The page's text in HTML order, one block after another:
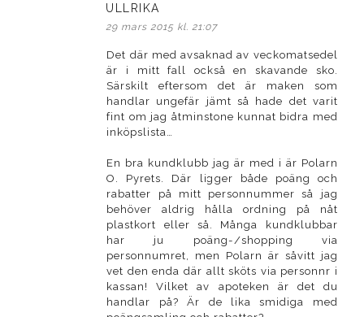
ULLRIKA
29 mars 2015 kl. 21:07
Det där med avsaknad av veckomatsedel
är i mitt fall också en skavande sko.
Särskilt eftersom det är maken som
handlar ungefär jämt så hade det varit
fint om jag åtminstone kunnat bidra med
inköpslista…
En bra kundklubb jag är med i är Polarn
O. Pyrets. Där ligger både poäng och
rabatter på mitt personnummer så jag
behöver aldrig hålla ordning på nåt
plastkort eller så. Många kundklubbar
har ju poäng-/shopping via
personnumret, men Polarn är såvitt jag
vet den enda där allt sköts via personnr i
kassan! Vilket av apoteken är det du
handlar på? Är de lika smidiga med